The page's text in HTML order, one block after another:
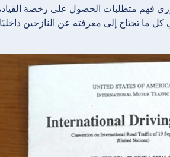
فهم متطلبات الحصول على رخصة
ما تحتاج إلى معرفته عن النازحين